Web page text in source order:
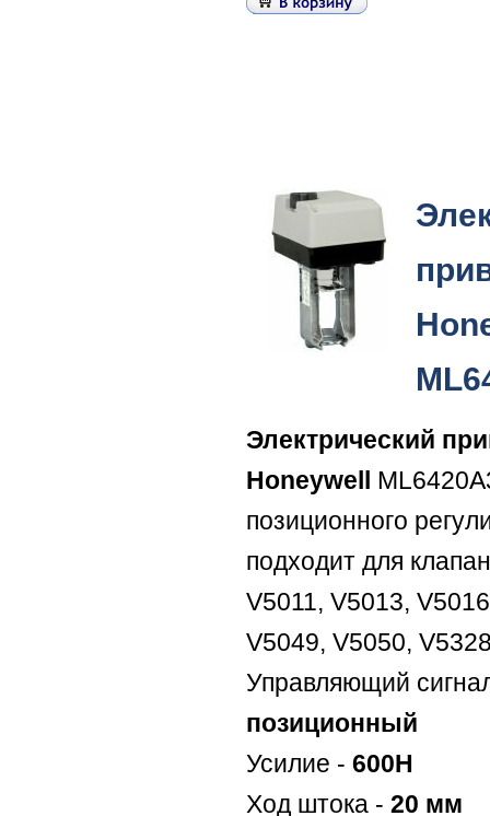
Электрический
Honeywell
позиционного
подходит для
V5011, V5013,
V5049, V5050,
Управляющий
позиционный
Усилие - 600Н
Ход штока - 20 мм